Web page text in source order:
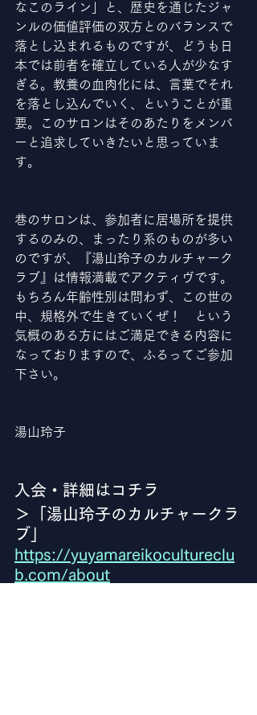
なこのライン」と、歴史を通じたジャ
ンルの価値評価の双方とのバランスで
落とし込まれるものですが、どうも日
本では前者を確立している人が少なす
ぎる。教養の血肉化には、言葉でそれ
を落とし込んでいく、ということが重
要。このサロンはそのあたりをメンバ
ーと追求していきたいと思っていま
す。
巷のサロンは、参加者に居場所を提供
するのみの、まったり系のものが多い
のですが、『湯山玲子のカルチャーク
ラブ』は情報満載でアクティヴです。
もちろん年齢性別は問わず、この世の
中、規格外で生きていくぜ！　という
気概のある方にはご満足できる内容に
なっておりますので、ふるってご参加
下さい。
湯山玲子
入会・詳細はコチラ
＞「湯山玲子のカルチャークラ
ブ」
https://yuyamareikocultureclu
b.com/about